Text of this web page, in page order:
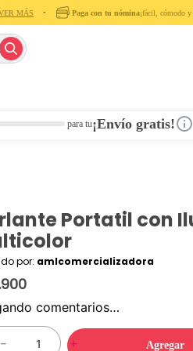
MÁS‎ ‎ ‎ ‎ •‎ ‎ ‎ ‎ Paga con tu nómina¡fácil, cómodo y
para tu¡Envío gratis!
Portatil con
por: amlcomercializadora
comentarios…
＋
－ Agregar